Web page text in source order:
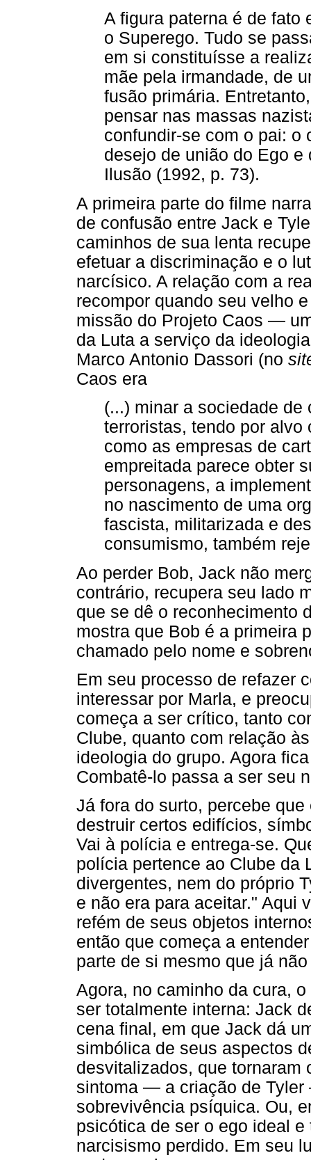
A figura paterna é de fato
o Superego. Tudo se
em si constituísse a
mãe pela irmandade, de
fusão primária.
pensar nas massas
confundir-se com o pai: o
desejo de união do Ego
Ilusão (1992, p. 73).
A primeira parte do filme
de confusão entre Jack e
caminhos de sua lenta
efetuar a discriminação e o
narcísico. A relação com a
recompor quando seu velho
missão do Projeto Caos —
da Luta a serviço da
Marco Antonio Dassori (no
Caos era
(...) minar a sociedade
terroristas, tendo por
como as empresas de
empreitada parece obter
personagens, a
no nascimento de uma
fascista, militarizada e
consumismo, também
Ao perder Bob, Jack não
contrário, recupera seu lado
que se dê o reconhecimento
mostra que Bob é a primeira
chamado pelo nome e
Em seu processo de refazer
interessar por Marla, e
começa a ser crítico, tanto
Clube, quanto com relação
ideologia do grupo. Agora
Combatê-lo passa a ser seu
Já fora do surto, percebe
destruir certos edifícios,
Vai à polícia e entrega-se.
polícia pertence ao Clube da
divergentes, nem do próprio
e não era para aceitar." Aqui
refém de seus objetos
então que começa a
parte de si mesmo que já
Agora, no caminho da cura,
ser totalmente interna: Jack
cena final, em que Jack dá
simbólica de seus aspectos
desvitalizados, que tornaram
sintoma — a criação de
sobrevivência psíquica. Ou,
psicótica de ser o ego ideal
narcisismo perdido. Em seu